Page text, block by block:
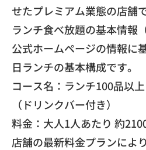
せたプレミアム業態の店舗
ランチ食べ放題の基本情報
公式ホームページの情報に基
日ランチの基本構成です。
コース名：ランチ100品以
（ドリンクバー付き）
料金：大人1人あたり 約
店舗の最新料金プランによ